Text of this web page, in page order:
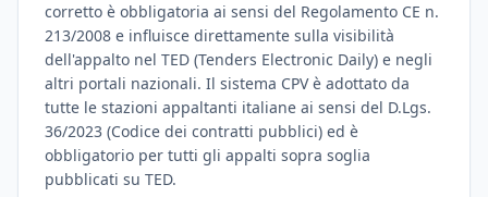
corretto è obbligatoria ai sensi del Regolamento CE n.
213/2008 e influisce direttamente sulla visibilità
dell'appalto nel TED (Tenders Electronic Daily) e negli
altri portali nazionali. Il sistema CPV è adottato da
tutte le stazioni appaltanti italiane ai sensi del D.Lgs.
36/2023 (Codice dei contratti pubblici) ed è
obbligatorio per tutti gli appalti sopra soglia
pubblicati su TED.